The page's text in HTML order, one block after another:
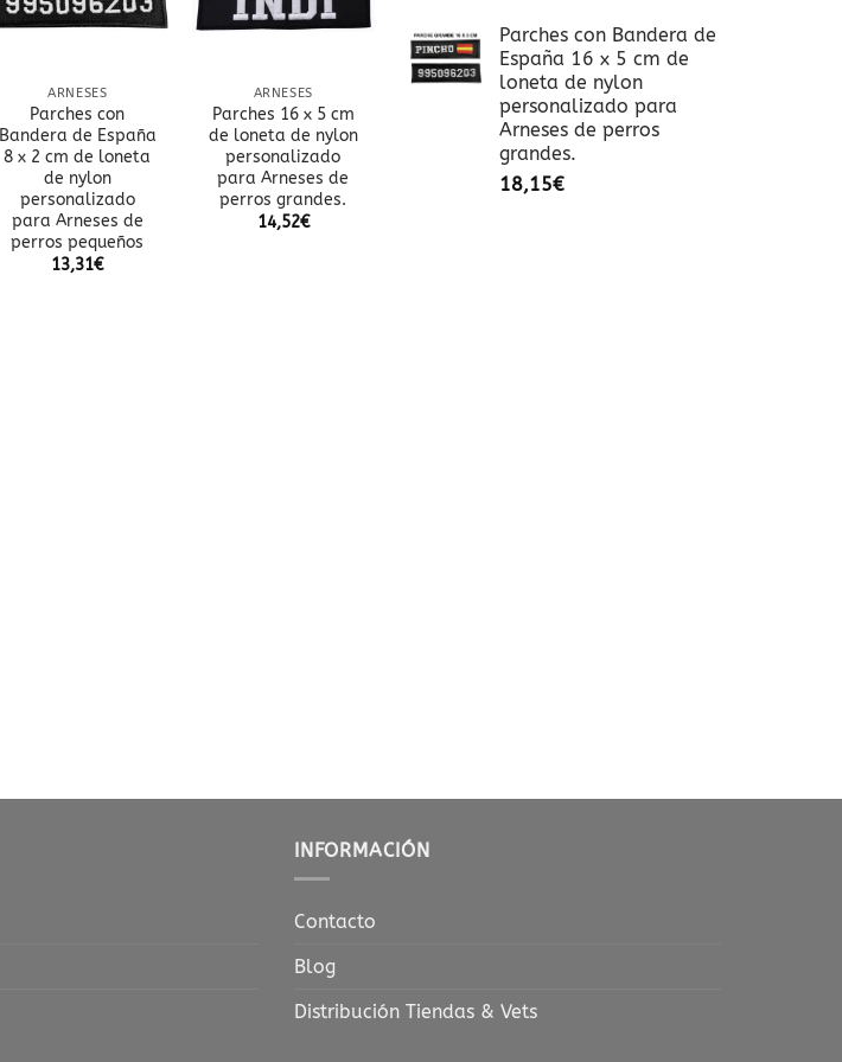
ARNESES
Parches con
Bandera de España
8 x 2 cm de loneta
de nylon
personalizado
para Arneses de
perros pequeños
13,31€
ARNESES
Parches 16 x 5 cm
de loneta de nylon
personalizado
para Arneses de
perros grandes.
14,52€
Parches con Bandera de
España 16 x 5 cm de
loneta de nylon
personalizado para
Arneses de perros
grandes.
18,15€
INFORMACIÓN
Contacto
Blog
Distribución Tiendas & Vets